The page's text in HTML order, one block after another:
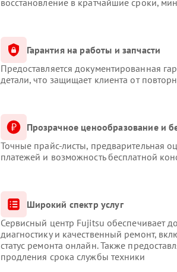
восстановление в кратчайшие сроки,
Гарантия на работы и запчасти
Предоставляется документированная
детали, что защищает клиента от
Прозрачное ценообразование и
Точные прайс-листы, предварительная
платежей и возможность бесплатной
Широкий спектр услуг
Сервисный центр Fujitsu обеспечивает
диагностику и качественный ремонт,
статус ремонта онлайн. Также
продления срока службы техники